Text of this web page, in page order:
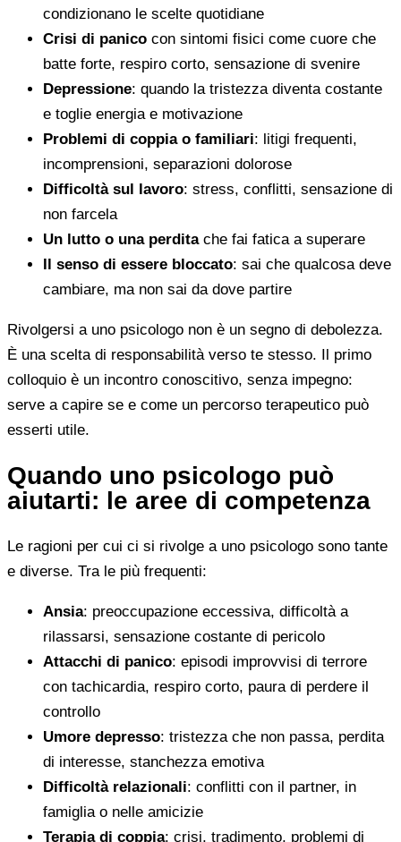
condizionano le scelte quotidiane
Crisi di panico con sintomi fisici come cuore che
batte forte, respiro corto, sensazione di svenire
Depressione: quando la tristezza diventa costante
e toglie energia e motivazione
Problemi di coppia o familiari: litigi frequenti,
incomprensioni, separazioni dolorose
Difficoltà sul lavoro: stress, conflitti, sensazione di
non farcela
Un lutto o una perditache fai fatica a superare
Il senso di essere bloccato: sai che qualcosa deve
cambiare, ma non sai da dove partire
Rivolgersi a uno psicologo non è un segno di debolezza.
È una scelta di responsabilità verso te stesso. Il primo
colloquio è un incontro conoscitivo, senza impegno:
serve a capire se e come un percorso terapeutico può
esserti utile.
Quando uno psicologo può
aiutarti: le aree di competenza
Le ragioni per cui ci si rivolge a uno psicologo sono tante
e diverse. Tra le più frequenti:
Ansia: preoccupazione eccessiva, difficoltà a
rilassarsi, sensazione costante di pericolo
Attacchi di panico: episodi improvvisi di terrore
con tachicardia, respiro corto, paura di perdere il
controllo
Umore depresso: tristezza che non passa, perdita
di interesse, stanchezza emotiva
Difficoltà relazionali: conflitti con il partner, in
famiglia o nelle amicizie
Terapia di coppia: crisi, tradimento, problemi di